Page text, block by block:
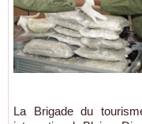
La Brigade du